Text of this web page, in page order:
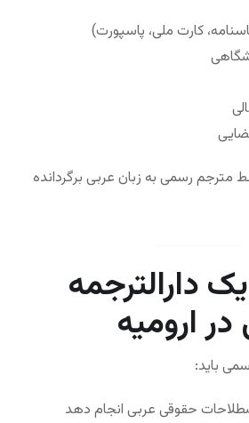
کارت ملی، پاسپورت)
مترجم رسمی به زبان عربی برگردانده
دارالترجمه
ارومیه
باید:
حقوقی عربی انجام دهد